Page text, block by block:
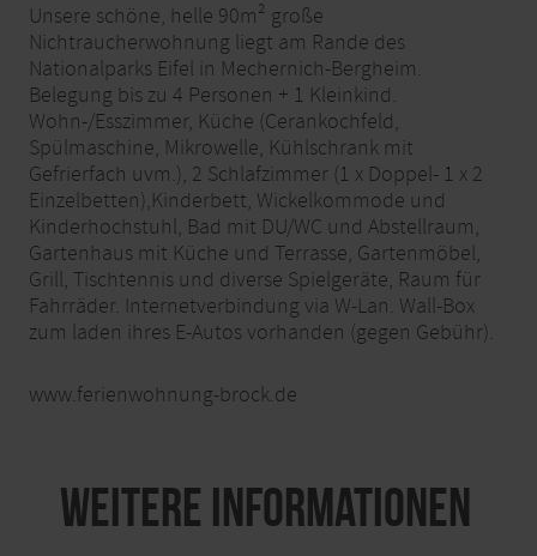
Unsere schöne, helle 90m² große
Nichtraucherwohnung liegt am Rande des
Nationalparks Eifel in Mechernich-Bergheim.
Belegung bis zu 4 Personen + 1 Kleinkind.
Wohn-/Esszimmer, Küche (Cerankochfeld,
Spülmaschine, Mikrowelle, Kühlschrank mit
Gefrierfach uvm.), 2 Schlafzimmer (1 x Doppel- 1 x 2
Einzelbetten),Kinderbett, Wickelkommode und
Kinderhochstuhl, Bad mit DU/WC und Abstellraum,
Gartenhaus mit Küche und Terrasse, Gartenmöbel,
Grill, Tischtennis und diverse Spielgeräte, Raum für
Fahrräder. Internetverbindung via W-Lan. Wall-Box
zum laden ihres E-Autos vorhanden (gegen Gebühr).
www.ferienwohnung-brock.de
Weitere Informationen